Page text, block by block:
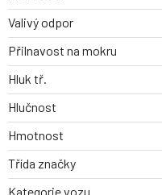
Valivý odpor
Přilnavost na mokru
Hluk tř.
Hlučnost
Hmotnost
Třída značky
Kategorie vozu